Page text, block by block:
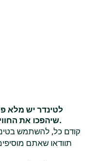
לטינדר יש מלא
שיהפכו את החוויה שלכם בטינדר לטובה פי אלף.
קודם כל, להשתמש
תוודאו שאתם